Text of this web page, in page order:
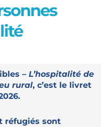
– L’hospitalité de
rural, c’est le livret
réfugiés sont